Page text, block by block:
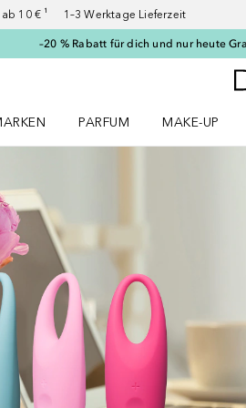
10 € ¹ 1–3 Werktage Lieferzeit
–20 % Rabatt für dich und nur heute
PARFUM
MAKE-UP